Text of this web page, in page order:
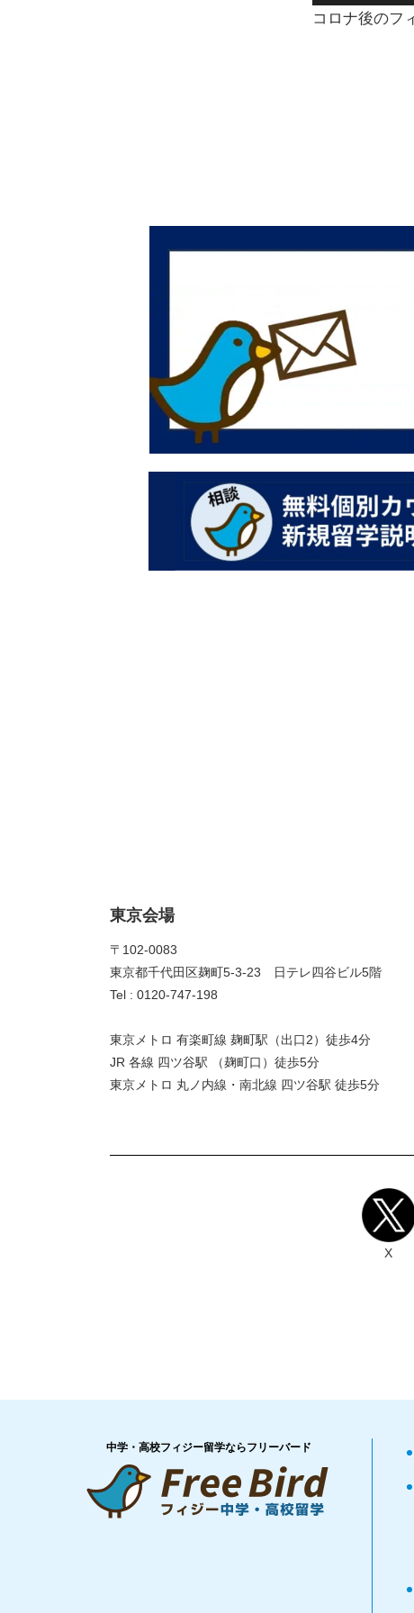
コロナ後のフ
東京会場
〒102-0083
東京都千代田区麹町5-3-23 日テレ四谷ビル5階
Tel : 0120-747-198
東京メトロ 有楽町線 麹町駅（出口2）徒歩4分
JR 各線 四ツ谷駅 （麹町口）徒歩5分
東京メトロ 丸ノ内線・南北線 四ツ谷駅 徒歩5分
X
中学・高校フィジー留学ならフリーバード